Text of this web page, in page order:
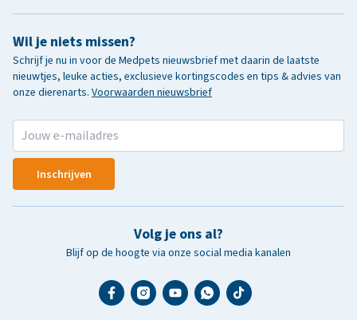
Wil je niets missen?
Schrijf je nu in voor de Medpets nieuwsbrief met daarin de laatste
nieuwtjes, leuke acties, exclusieve kortingscodes en tips & advies van
onze dierenarts. Voorwaarden nieuwsbrief
Inschrijven
Volg je ons al?
Blijf op de hoogte via onze social media kanalen